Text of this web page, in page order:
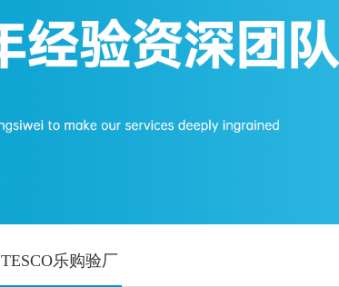
TESCO乐购验厂